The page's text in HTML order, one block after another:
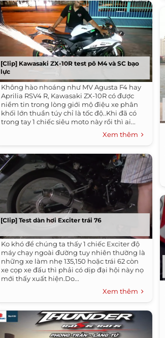
[Clip] Kawasaki ZX-10R test pô M4 và SC bạo
lực
Không hào nhoáng như MV Agusta F4 hay
Aprilia RSV4 R, Kawasaki ZX-10R có được
niềm tin trong lòng giới mộ điệu xe phân
khối lớn thuần túy chỉ là tốc độ..Khi đã có
trong tay 1 chiếc siêu moto này rồi thì ai...
Xem thêm
[Clip] Test dàn hơi Exciter trái 76
Ko khó để chúng ta thấy 1 chiếc Exciter độ
máy chạy ngoài đường tuy nhiên thường là
những xe làm nhẹ 135,150 hoặc trái 62 còn
xe cọp xe đấu thì phải có dịp đại hội này nọ
mới thấy xuất hiện.Do...
Xem thêm